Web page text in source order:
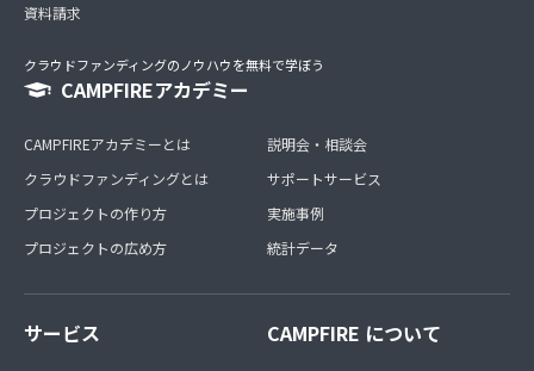
資料請求
クラウドファンディングのノウハウを無料で学ぼう
CAMPFIREアカデミー
CAMPFIREアカデミーとは
クラウドファンディングとは
プロジェクトの作り方
プロジェクトの広め方
説明会・相談会
サポートサービス
実施事例
統計データ
サービス CAMPFIRE について